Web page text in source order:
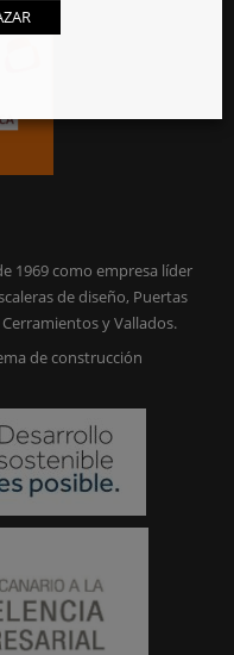
1969 como empresa líder
de diseño, Puertas
y Vallados.
de construcción